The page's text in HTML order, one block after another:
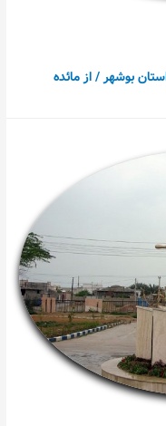
بوشهر/ ازمائده